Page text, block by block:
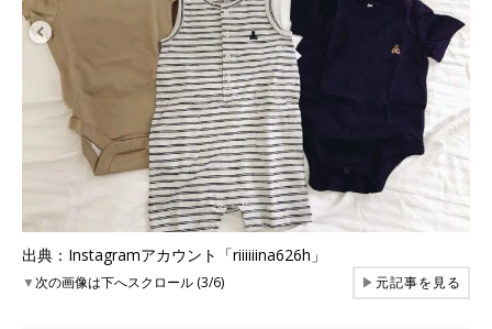
出典：Instagramアカウント「riiiiiina626h」
▼次の画像は下へスクロール (3/6) ▶元記事を見る